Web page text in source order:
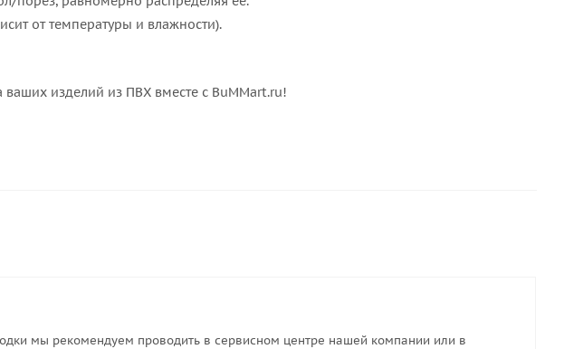
от температуры и влажности).
изделий из ПВХ вместе с BuMMart.ru!
мы рекомендуем проводить в сервисном центре нашей компании или в